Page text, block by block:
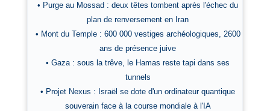
• Purge au Mossad : deux têtes tombent après l'échec du
plan de renversement en Iran
• Mont du Temple : 600 000 vestiges archéologiques, 2600
ans de présence juive
• Gaza : sous la trêve, le Hamas reste tapi dans ses
tunnels
• Projet Nexus : Israël se dote d'un ordinateur quantique
souverain face à la course mondiale à l'IA